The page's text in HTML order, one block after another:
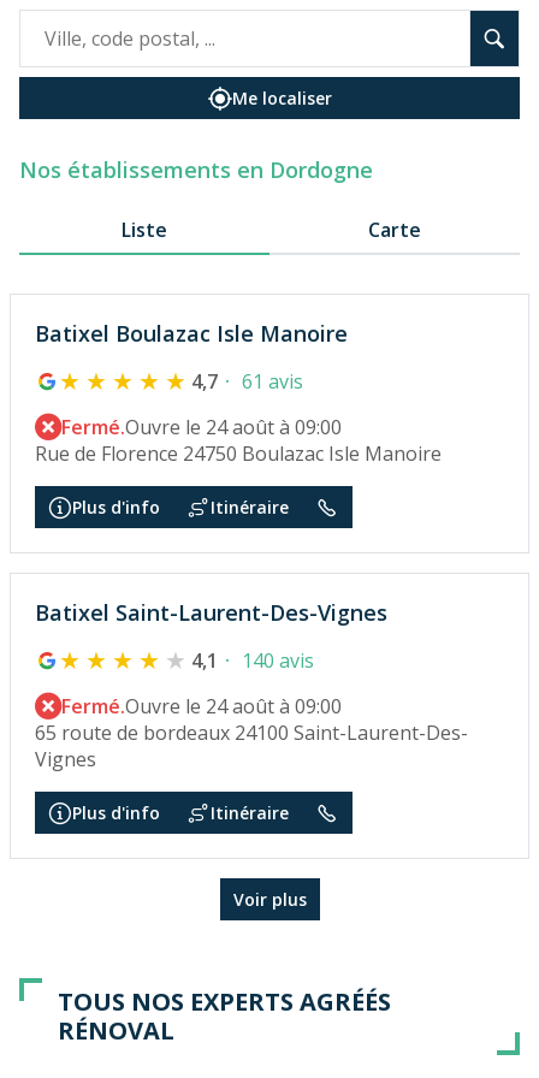
Me localiser
Nos établissements en Dordogne
Liste Carte
Batixel Boulazac Isle Manoire
4,7
61 avis
Fermé.Ouvre le 24 août à 09:00
Rue de Florence 24750 Boulazac Isle Manoire
Plus d'info Itinéraire
Batixel Saint-Laurent-Des-Vignes
4,1
140 avis
Fermé.Ouvre le 24 août à 09:00
65 route de bordeaux 24100 Saint-Laurent-Des-
Vignes
Plus d'info Itinéraire
Voir plus
TOUS NOS EXPERTS AGRÉÉS
RÉNOVAL